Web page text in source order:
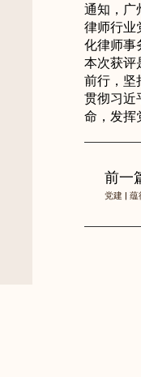
通知，广
律师行业
化律师事
本次获评
前行，坚
贯彻习近
命，发挥
前一